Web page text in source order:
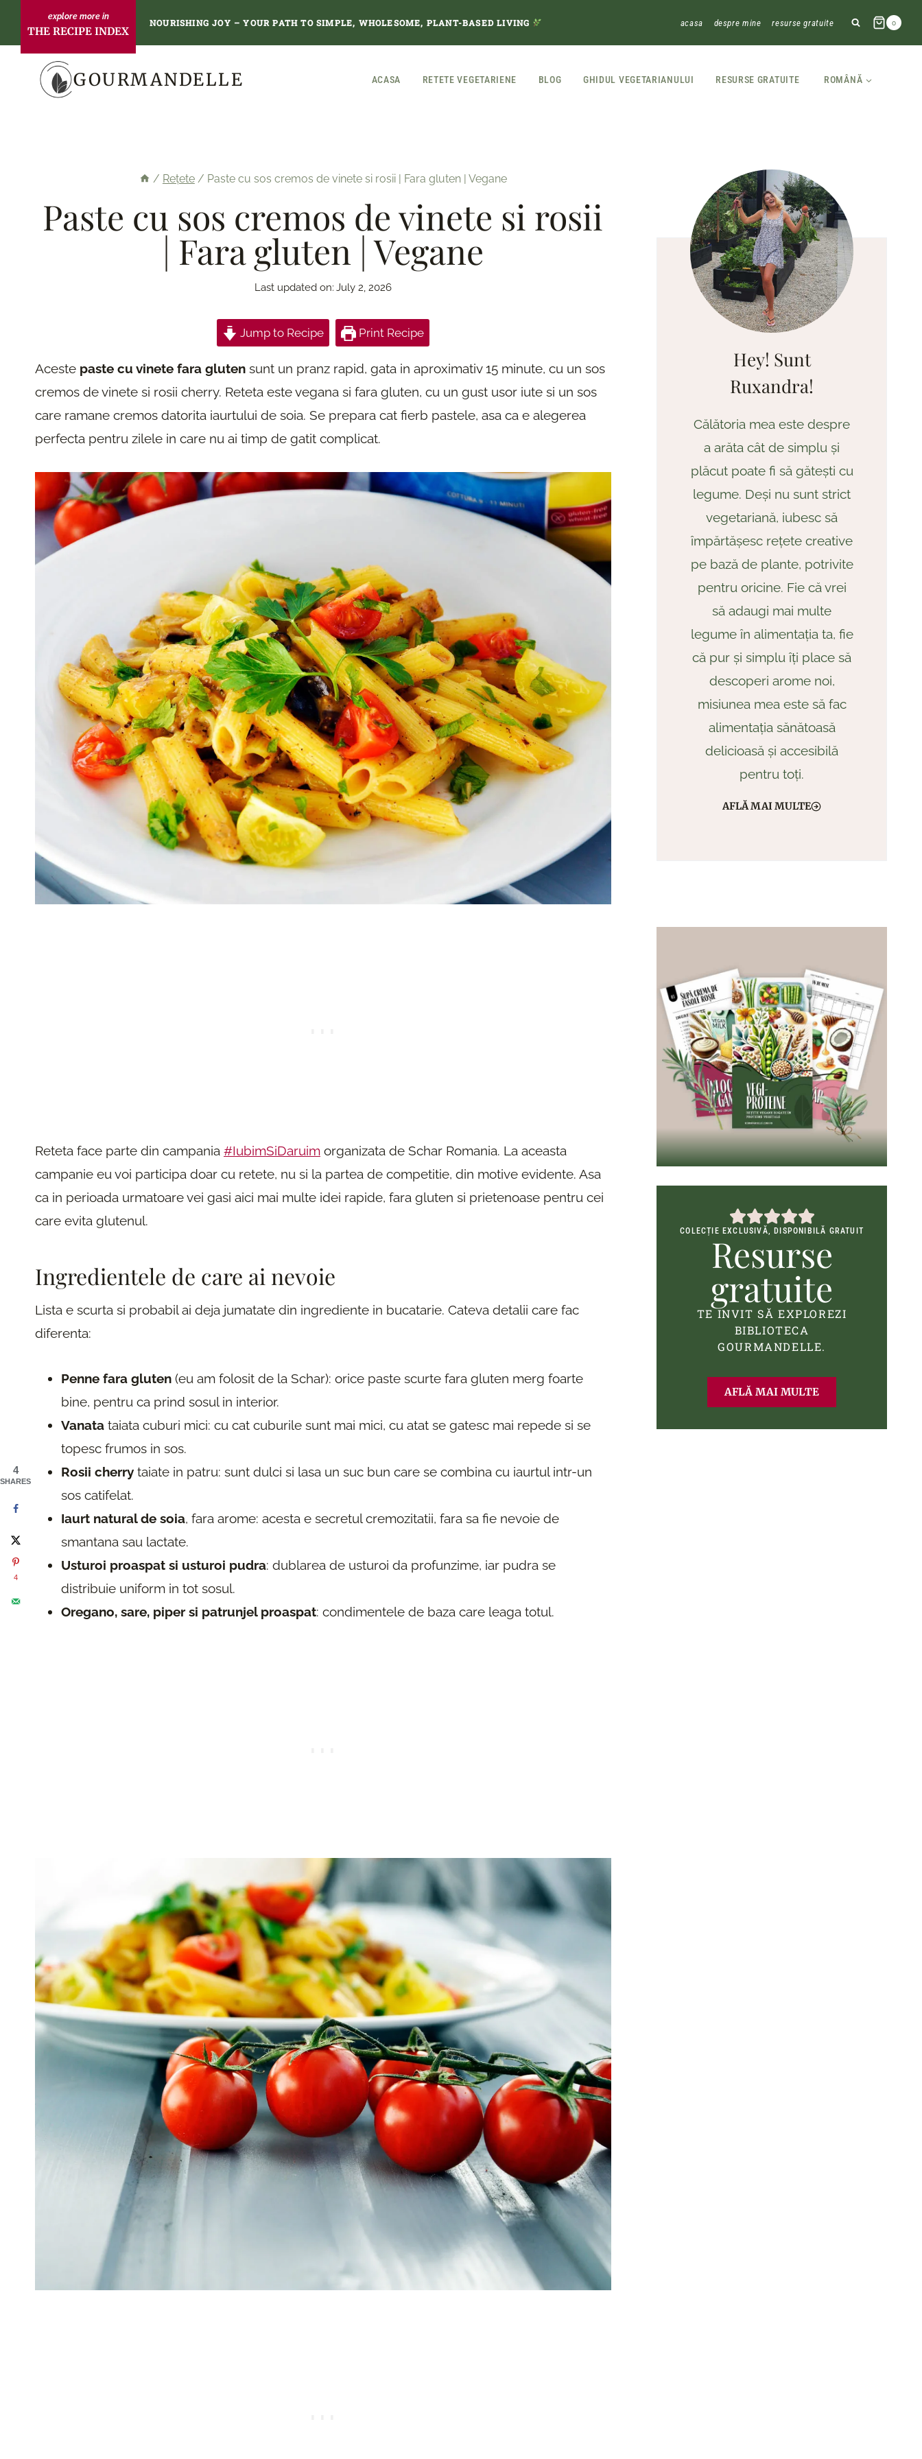
content
THE RECIPE INDEX
NOURISHING JOY – YOUR PATH TO SIMPLE, WHOLESOME, PLANT-BASED LIVING acasa despre mine resurse gratuite 0
GOURMANDELLE ACASA RETETE VEGETARIENE BLOG GHIDUL VEGETARIANULUI RESURSE GRATUITE ROMÂNĂ
/ Rețete / Paste cu sos cremos de vinete si rosii | Fara gluten | Vegane
Paste cu sos cremos de vinete si rosii
| Fara gluten | Vegane
Last updated on: July 2, 2026
Jump to Recipe Print Recipe
Aceste paste cu vinete fara gluten sunt un pranz rapid, gata in aproximativ 15 minute, cu un sos
cremos de vinete si rosii cherry. Reteta este vegana si fara gluten, cu un gust usor iute si un sos
care ramane cremos datorita iaurtului de soia. Se prepara cat fierb pastele, asa ca e alegerea
perfecta pentru zilele in care nu ai timp de gatit complicat.
Reteta face parte din campania #IubimSiDaruim organizata de Schar Romania. La aceasta
campanie eu voi participa doar cu retete, nu si la partea de competitie, din motive evidente. Asa
ca in perioada urmatoare vei gasi aici mai multe idei rapide, fara gluten si prietenoase pentru cei
care evita glutenul.
Ingredientele de care ai nevoie
Lista e scurta si probabil ai deja jumatate din ingrediente in bucatarie. Cateva detalii care fac
diferenta:
Penne fara gluten (eu am folosit de la Schar): orice paste scurte fara gluten merg foarte
bine, pentru ca prind sosul in interior.
Vanata taiata cuburi mici: cu cat cuburile sunt mai mici, cu atat se gatesc mai repede si se
topesc frumos in sos.
Rosii cherry taiate in patru: sunt dulci si lasa un suc bun care se combina cu iaurtul intr-un
sos catifelat.
Iaurt natural de soia, fara arome: acesta e secretul cremozitatii, fara sa fie nevoie de
smantana sau lactate.
Usturoi proaspat si usturoi pudra: dublarea de usturoi da profunzime, iar pudra se
distribuie uniform in tot sosul.
Oregano, sare, piper si patrunjel proaspat: condimentele de baza care leaga totul.
Hey! Sunt
Ruxandra!
Călătoria mea este despre
a arăta cât de simplu și
plăcut poate fi să gătești cu
legume. Deși nu sunt strict
vegetariană, iubesc să
împărtășesc rețete creative
pe bază de plante, potrivite
pentru oricine. Fie că vrei
să adaugi mai multe
legume în alimentația ta, fie
că pur și simplu îți place să
descoperi arome noi,
misiunea mea este să fac
alimentația sănătoasă
delicioasă și accesibilă
pentru toți.
AFLĂ MAI MULTE
COLECȚIE EXCLUSIVĂ, DISPONIBILĂ GRATUIT
Resurse
gratuite
TE INVIT SĂ EXPLOREZI
BIBLIOTECA
GOURMANDELLE.
AFLĂ MAI MULTE
4
SHARES
4